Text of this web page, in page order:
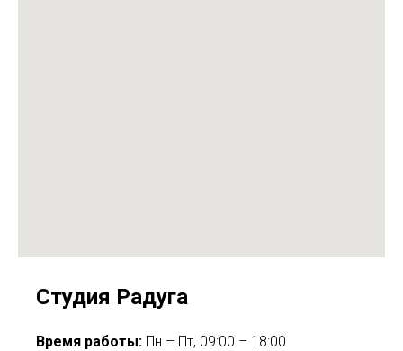
Студия Радуга
Время работы: Пн – Пт, 09:00 – 18:00